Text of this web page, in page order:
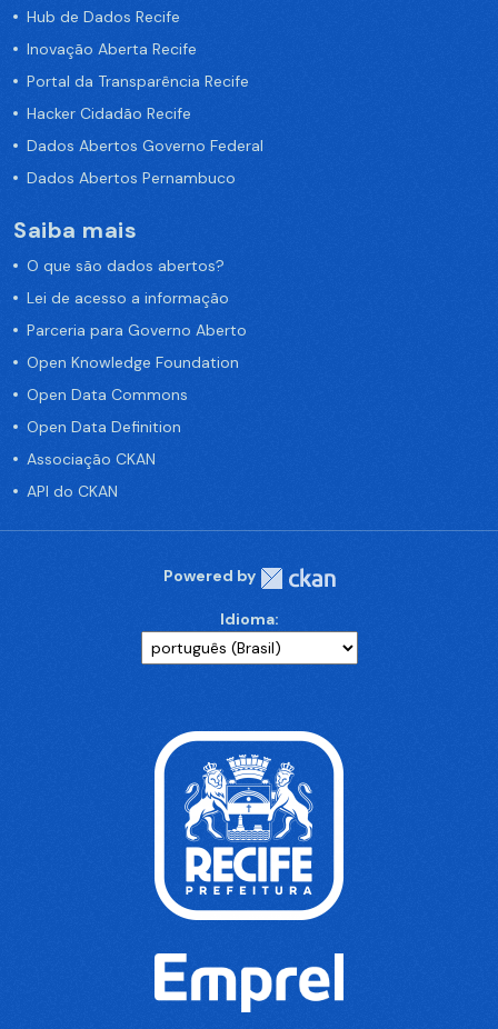
Hub de Dados Recife
Inovação Aberta Recife
Portal da Transparência Recife
Hacker Cidadão Recife
Dados Abertos Governo Federal
Dados Abertos Pernambuco
Saiba mais
O que são dados abertos?
Lei de acesso a informação
Parceria para Governo Aberto
Open Knowledge Foundation
Open Data Commons
Open Data Definition
Associação CKAN
API do CKAN
Powered by
Idioma